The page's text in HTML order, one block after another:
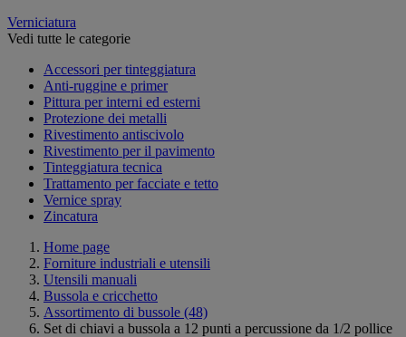
Verniciatura
Vedi tutte le categorie
Accessori per tinteggiatura
Anti-ruggine e primer
Pittura per interni ed esterni
Protezione dei metalli
Rivestimento antiscivolo
Rivestimento per il pavimento
Tinteggiatura tecnica
Trattamento per facciate e tetto
Vernice spray
Zincatura
Home page
Forniture industriali e utensili
Utensili manuali
Bussola e cricchetto
Assortimento di bussole (48)
Set di chiavi a bussola a 12 punti a percussione da 1/2 pollice